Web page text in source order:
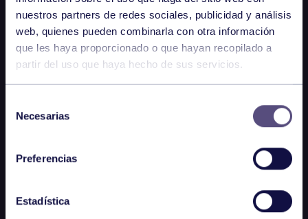
nuestros partners de redes sociales, publicidad y análisis
web, quienes pueden combinarla con otra información
que les haya proporcionado o que hayan recopilado a
partir del uso que haya hecho de sus servicios.
Necesarias
Preferencias
Estadística